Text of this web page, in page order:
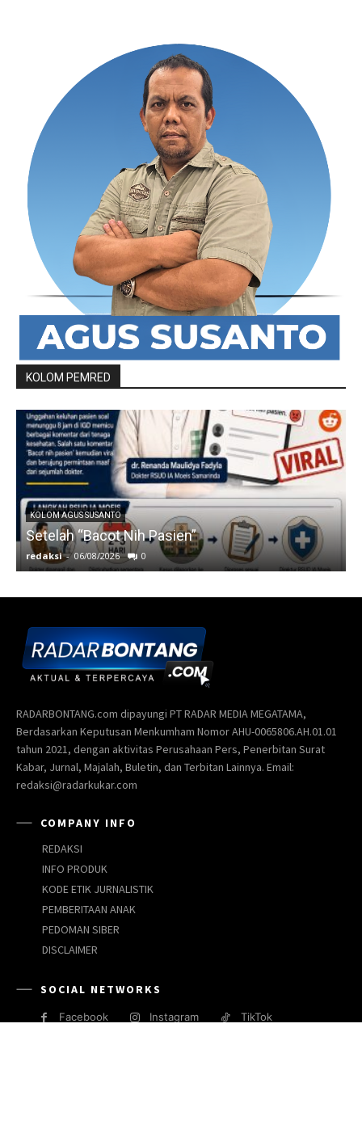
RADARBONTANG.com dipayungi PT RADAR MEDIA MEGATAMA,
Berdasarkan Keputusan Menkumham Nomor AHU-0065806.AH.01.01
tahun 2021, dengan aktivitas Perusahaan Pers, Penerbitan Surat
Kabar, Jurnal, Majalah, Buletin, dan Terbitan Lainnya. Email:
redaksi@radarkukar.com
COMPANY INFO
REDAKSI
INFO PRODUK
KODE ETIK JURNALISTIK
PEMBERITAAN ANAK
PEDOMAN SIBER
DISCLAIMER
SOCIAL NETWORKS
Facebook Instagram TikTok